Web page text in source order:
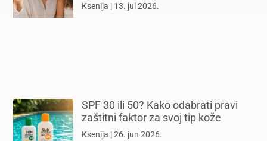
Ksenija 13. jul 2026.
SPF 30 ili 50? Kako odabrati pravi
zaštitni faktor za svoj tip kože
Ksenija 26. jun 2026.